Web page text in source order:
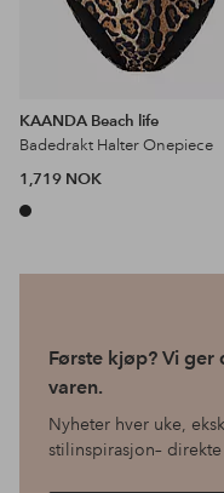
KAANDA Beach life
Badedrakt Halter Onepiece
1,719 NOK
Første kjøp? Vi
varen.
Nyheter hver uke,
stilinspirasjon–